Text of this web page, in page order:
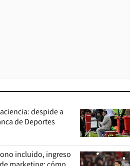
despide a
de Deportes
incluido, ingreso